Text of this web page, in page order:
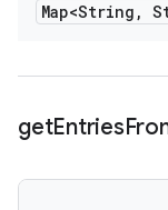
Map<String ,
getEntries